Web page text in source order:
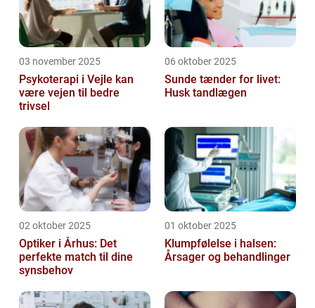
03 november 2025
Psykoterapi i Vejle kan
være vejen til bedre
trivsel
06 oktober 2025
Sunde tænder for livet:
Husk tandlægen
02 oktober 2025
Optiker i Århus: Det
perfekte match til dine
synsbehov
01 oktober 2025
Klumpfølelse i halsen:
Årsager og behandlinger